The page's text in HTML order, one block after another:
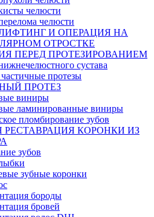
челюсти
челюсти
И ОПЕРАЦИЯ НА
ОТРОСТКЕ
ПЕРЕД ПРОТЕЗИРОВАНИЕМ
сустава
протезы
ПРОТЕЗ
виниры
ламинированные виниры
пломбирование зубов
РЕСТАВРАЦИЯ КОРОНКИ ИЗ
зубов
зубные коронки
бороды
бровей